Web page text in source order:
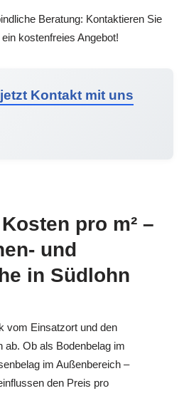
Beratung: Kontaktieren Sie
kostenfreies Angebot!
Kontakt mit uns
pro m² –
und
in Südlohn
vom Einsatzort und den
ab. Ob als Bodenbelag im
im Außenbereich –
den Preis pro